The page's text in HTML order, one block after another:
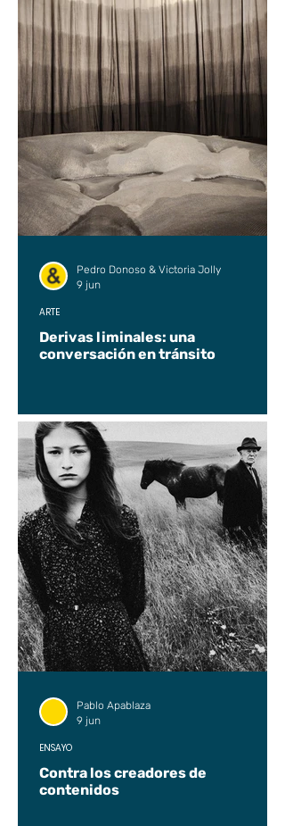
Derivas liminales: una
conversación en tránsito
ARTE
Pedro Donoso & Victoria Jolly
9 jun
Contra los creadores de
contenidos
ENSAYO
Pablo Apablaza
9 jun